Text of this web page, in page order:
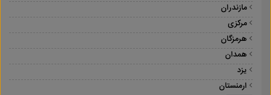
مازندران
مرکزی
هرمزگان
همدان
یزد
ارمنستان